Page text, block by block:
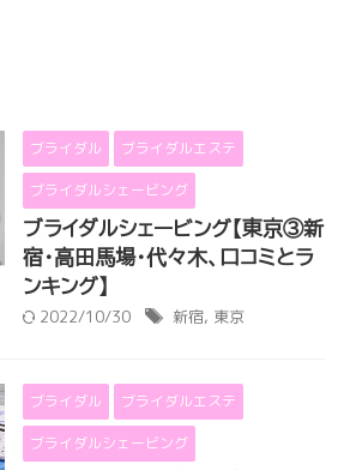
ブライダル ブライダルエステ
ブライダルシェービング
ブライダルシェービング【東京③新
宿・高田馬場・代々木、口コミとラ
ンキング】
2022/10/30 新宿, 東京
ブライダル ブライダルエステ
ブライダルシェービング